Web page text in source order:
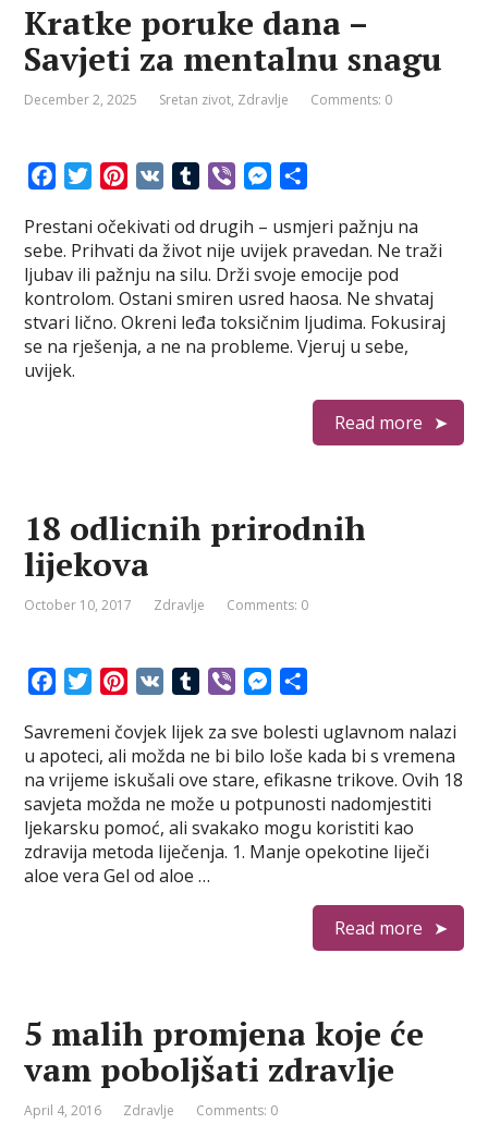
Kratke poruke dana –
Savjeti za mentalnu snagu
December 2, 2025 Sretan zivot, Zdravlje Comments: 0
c
e
b
o
o
k
T
t
t
e
r
n
t
e
r
e
m
b
l
r
b
e
r
M
s
s
e
n
g
a
r
e
Prestani očekivati od drugih – usmjeri pažnju na
sebe. Prihvati da život nije uvijek pravedan. Ne traži
ljubav ili pažnju na silu. Drži svoje emocije pod
kontrolom. Ostani smiren usred haosa. Ne shvataj
stvari lično. Okreni leđa toksičnim ljudima. Fokusiraj
se na rješenja, a ne na probleme. Vjeruj u sebe,
uvijek.
Read more
18 odlicnih prirodnih
lijekova
October 10, 2017 Zdravlje Comments: 0
c
e
b
o
o
k
T
i
t
t
e
r
n
t
e
r
e
s
m
b
l
r
b
e
r
M
s
s
e
n
g
a
r
e
Savremeni čovjek lijek za sve bolesti uglavnom nalazi
u apoteci, ali možda ne bi bilo loše kada bi s vremena
na vrijeme iskušali ove stare, efikasne trikove. Ovih 18
savjeta možda ne može u potpunosti nadomjestiti
ljekarsku pomoć, ali svakako mogu koristiti kao
zdravija metoda liječenja. 1. Manje opekotine liječi
aloe vera Gel od aloe …
Read more
5 malih promjena koje će
vam poboljšati zdravlje
April 4, 2016 Zdravlje Comments: 0